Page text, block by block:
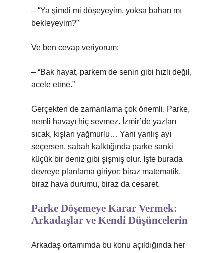
– “Ya şimdi mi döşeyeyim, yoksa baharı mı
bekleyeyim?”
Ve ben cevap veriyorum:
– “Bak hayat, parkem de senin gibi hızlı değil,
acele etme.”
Gerçekten de zamanlama çok önemli. Parke,
nemli havayı hiç sevmez. İzmir’de yazları
sıcak, kışları yağmurlu… Yani yanlış ayı
seçersen, sabah kalktığında parke sanki
küçük bir deniz gibi şişmiş olur. İşte burada
devreye planlama giriyor; biraz matematik,
biraz hava durumu, biraz da cesaret.
Parke Döşemeye Karar Vermek:
Arkadaşlar ve Kendi Düşüncelerin
Arkadaş ortamımda bu konu açıldığında her